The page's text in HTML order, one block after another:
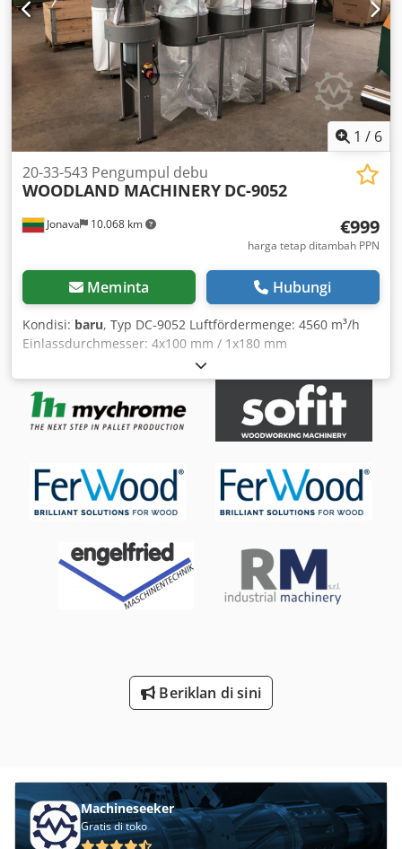
1 / 6
Jonava 10.068 km
20-33-543 Pengumpul debu
WOODLAND MACHINERY DC-9052
€999
harga tetap ditambah PPN
Meminta Hubungi
Kondisi: baru, Typ DC-9052 Luftfördermenge: 4560 m³/h
Einlassdurchmesser: 4x100 mm / 1x180 mm
Lüfterdurchmesser: 356 mm Sackvolumen: 307 l
Auffangsäcke: ø 480 × 4 3-phasig, 400V/50 Hz
Motorleistung: 5,6 kW Chjdjfiiwxepfx Apnoa Abmessungen:
2764 x 585 x 2355 mm Transportabmessungen: 1600 x 720
Beriklan di sini
Machineseeker
Gratis di toko